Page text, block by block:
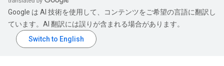
Google は AI 技術を使用して、コンテンツをご希望の言語に翻訳し
ています。AI 翻訳には誤りが含まれる場合があります。